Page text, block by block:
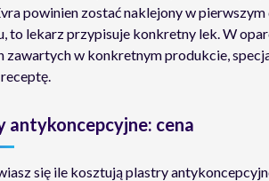
powinien zostać naklejony w
to lekarz przypisuje konkretny lek. W
zawartych w konkretnym produkcie,
antykoncepcyjne: cena
się ile kosztują plastry